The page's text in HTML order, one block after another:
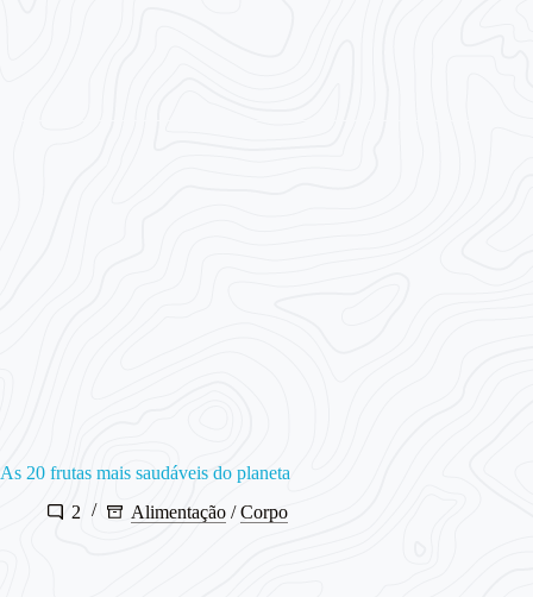
As 20 frutas mais saudáveis do planeta
2
Alimentação /Corpo